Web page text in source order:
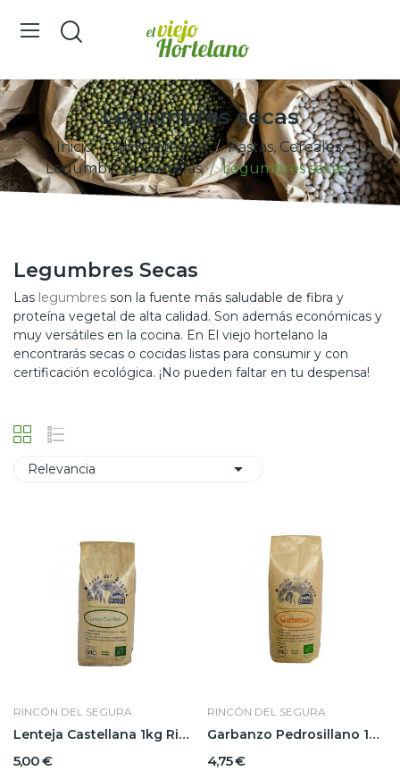
Legumbres secas
Inicio Alimentación
Pastas, Cereales,
Legumbres y Semillas
Legumbres secas
Legumbres Secas
Las legumbres son la fuente más saludable de fibra y
proteína vegetal de alta calidad. Son además económicas y
muy versátiles en la cocina. En El viejo hortelano la
encontrarás secas o cocidas listas para consumir y con
certificación ecológica. ¡No pueden faltar en tu despensa!
Relevancia 
RINCÓN DEL SEGURA
Lenteja Castellana 1kg Rincón Del Segura
5,00 €
RINCÓN DEL SEGURA
Garbanzo Pedrosillano 1kg Rincón Del Segura
4,75 €